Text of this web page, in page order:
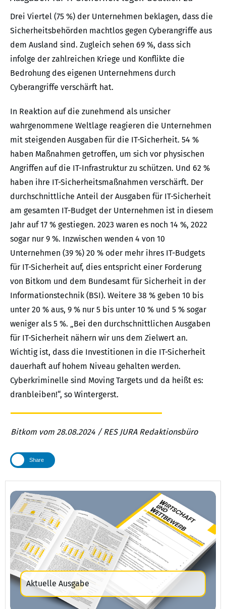
Drei Viertel (75 %) der Unternehmen beklagen, dass die
Sicherheitsbehörden machtlos gegen Cyberangriffe aus
dem Ausland sind. Zugleich sehen 69 %, dass sich
infolge der zahlreichen Kriege und Konflikte die
Bedrohung des eigenen Unternehmens durch
Cyberangriffe verschärft hat.
In Reaktion auf die zunehmend als unsicher
wahrgenommene Weltlage reagieren die Unternehmen
mit steigenden Ausgaben für die IT-Sicherheit. 54 %
haben Maßnahmen getroffen, um sich vor physischen
Angriffen auf die IT-Infrastruktur zu schützen. Und 62 %
haben ihre IT-Sicherheitsmaßnahmen verschärft. Der
durchschnittliche Anteil der Ausgaben für IT-Sicherheit
am gesamten IT-Budget der Unternehmen ist in diesem
Jahr auf 17 % gestiegen. 2023 waren es noch 14 %, 2022
sogar nur 9 %. Inzwischen wenden 4 von 10
Unternehmen (39 %) 20 % oder mehr ihres IT-Budgets
für IT-Sicherheit auf, dies entspricht einer Forderung
von Bitkom und dem Bundesamt für Sicherheit in der
Informationstechnik (BSI). Weitere 38 % geben 10 bis
unter 20 % aus, 9 % nur 5 bis unter 10 % und 5 % sogar
weniger als 5 %. „Bei den durchschnittlichen Ausgaben
für IT-Sicherheit nähern wir uns dem Zielwert an.
Wichtig ist, dass die Investitionen in die IT-Sicherheit
dauerhaft auf hohem Niveau gehalten werden.
Cyberkriminelle sind Moving Targets und da heißt es:
dranbleiben!“, so Wintergerst.
Bitkom vom 28.08.2024 / RES JURA Redaktionsbüro
Share
Aktuelle Ausgabe